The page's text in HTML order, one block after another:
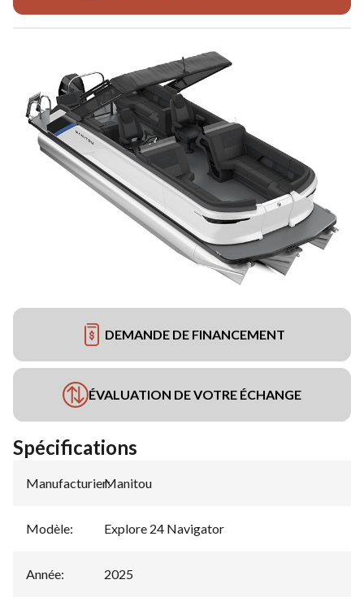
DEMANDE DE FINANCEMENT
ÉVALUATION DE VOTRE ÉCHANGE
Spécifications
Manufacturier:
Manitou
Modèle: Explore 24 Navigator
Année: 2025